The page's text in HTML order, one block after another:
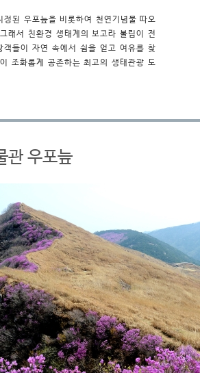
된 우포늪을 비롯하여 천연기념물 따오
래서 친환경 생태계의 보고라 불림이 전
들이 자연 속에서 쉼을 얻고 여유를 찾
조화롭게 공존하는 최고의 생태관광 도
관 우포늪